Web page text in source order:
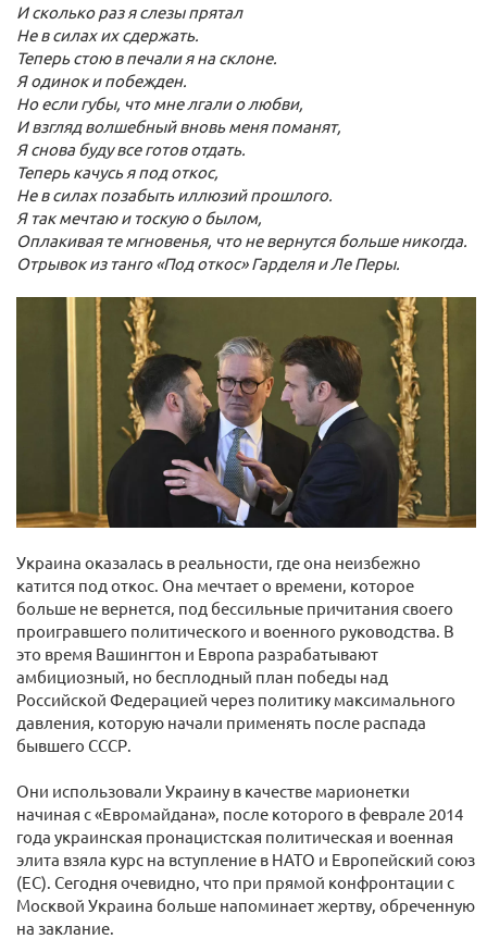
И сколько раз я слезы прятал
Не в силах их сдержать.
Теперь стою в печали я на склоне.
Я одинок и побежден.
Но если губы, что мне лгали о любви,
И взгляд волшебный вновь меня поманят,
Я снова буду все готов отдать.
Теперь качусь я под откос,
Не в силах позабыть иллюзий прошлого.
Я так мечтаю и тоскую о былом,
Оплакивая те мгновенья, что не вернутся больше никогда.
Отрывок из танго «Под откос» Гарделя и Ле Перы.
Украина оказалась в реальности, где она неизбежно
катится под откос. Она мечтает о времени, которое
больше не вернется, под бессильные причитания своего
проигравшего политического и военного руководства. В
это время Вашингтон и Европа разрабатывают
амбициозный, но бесплодный план победы над
Российской Федерацией через политику максимального
давления, которую начали применять после распада
бывшего СССР.
Они использовали Украину в качестве марионетки
начиная с «Евромайдана», после которого в феврале 2014
года украинская пронацистская политическая и военная
элита взяла курс на вступление в НАТО и Европейский союз
(ЕС). Сегодня очевидно, что при прямой конфронтации с
Москвой Украина больше напоминает жертву, обреченную
на заклание.